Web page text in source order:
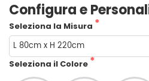
Configura e
Seleziona la Misura
Seleziona il Colore